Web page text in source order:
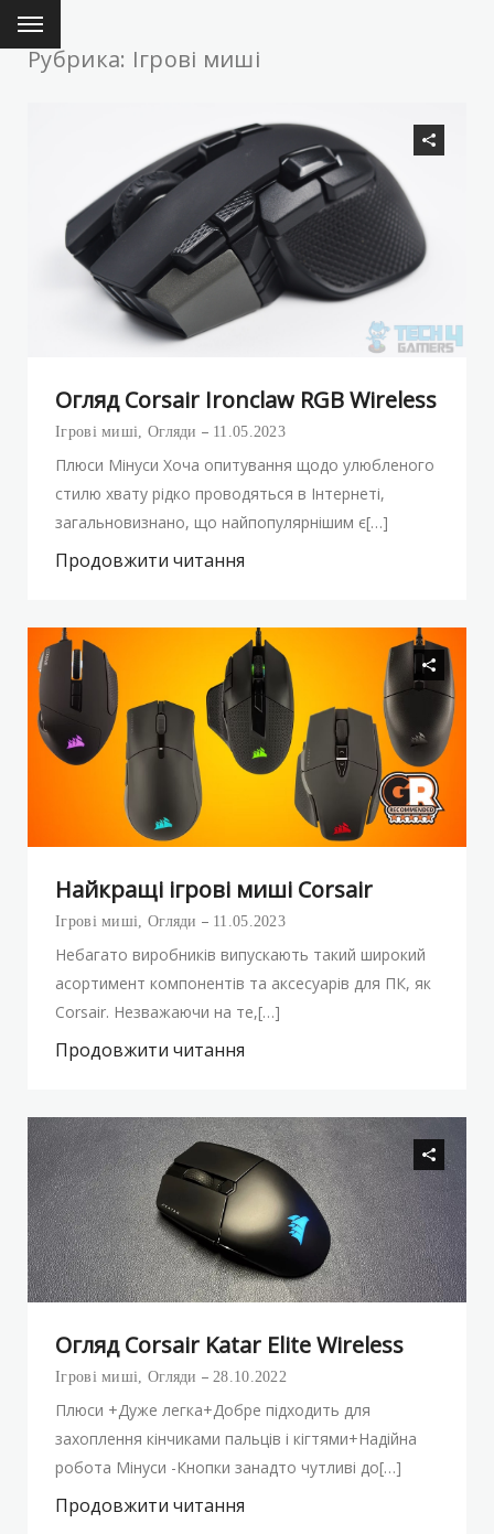
Рубрика: Ігрові миші
Огляд Corsair Ironclaw RGB Wireless
Ігрові миші, Огляди 11.05.2023
Плюси Мінуси Хоча опитування щодо улюбленого
стилю хвату рідко проводяться в Інтернеті,
загальновизнано, що найпопулярнішим є[…]
Продовжити читання
Найкращі ігрові миші Corsair
Ігрові миші, Огляди 11.05.2023
Небагато виробників випускають такий широкий
асортимент компонентів та аксесуарів для ПК, як
Corsair. Незважаючи на те,[…]
Продовжити читання
Огляд Corsair Katar Elite Wireless
Ігрові миші Огляди 28.10.2022
Плюси +Дуже легка+Добре підходить для
захоплення кінчиками пальців і кігтями+Надійна
робота Мінуси -Кнопки занадто чутливі до[…]
Продовжити читання